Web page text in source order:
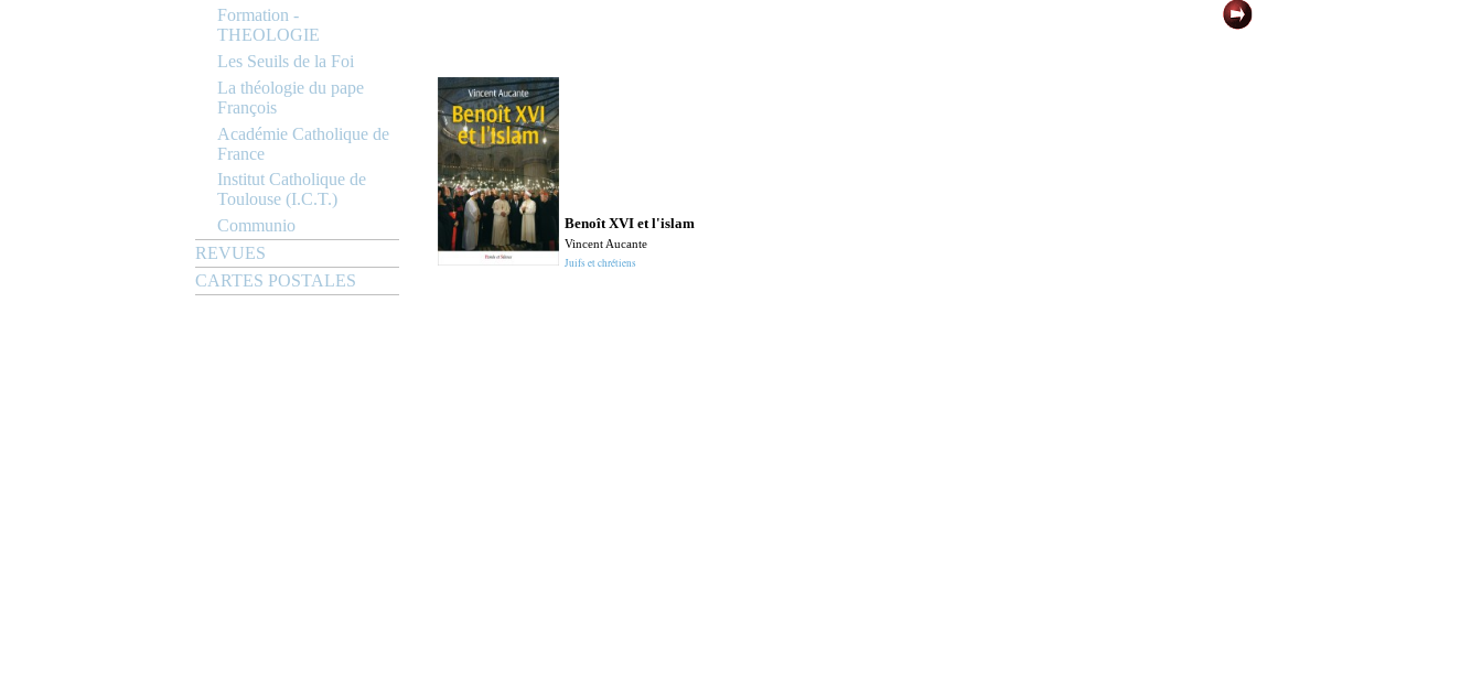
Formation -
THEOLOGIE
Les Seuils de la Foi
La théologie du pape
François
Académie Catholique de
France
Institut Catholique de
Toulouse (I.C.T.)
Communio
REVUES
CARTES POSTALES
Benoît XVI et l'islam
Vincent Aucante
Juifs et chrétiens